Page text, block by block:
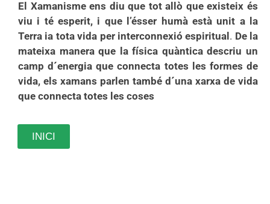
El Xamanisme ens diu que tot allò que existeix és
viu i té esperit, i que l’ésser humà està unit a la
Terra ia tota vida per interconnexió espiritual. De la
mateixa manera que la física quàntica descriu un
camp d´energia que connecta totes les formes de
vida, els xamans parlen també d´una xarxa de vida
que connecta totes les coses
INICI